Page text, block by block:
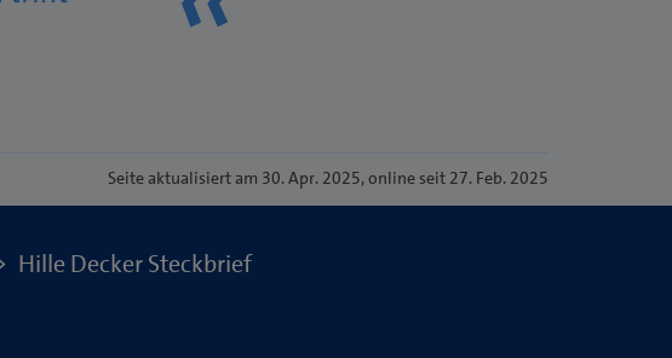
Seiteaktualisiert am 30. Apr. 2025, online seit 27. Feb. 2025
Hille Decker Steckbrief